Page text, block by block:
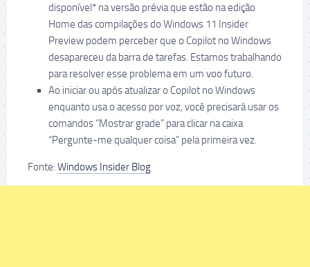
disponível* na versão prévia que estão na edição
Home das compilações do Windows 11 Insider
Preview podem perceber que o Copilot no Windows
desapareceu da barra de tarefas. Estamos trabalhando
para resolver esse problema em um voo futuro.
Ao iniciar ou após atualizar o Copilot no Windows
enquanto usa o acesso por voz, você precisará usar os
comandos “Mostrar grade” para clicar na caixa
“Pergunte-me qualquer coisa” pela primeira vez.
Fonte: Windows Insider Blog